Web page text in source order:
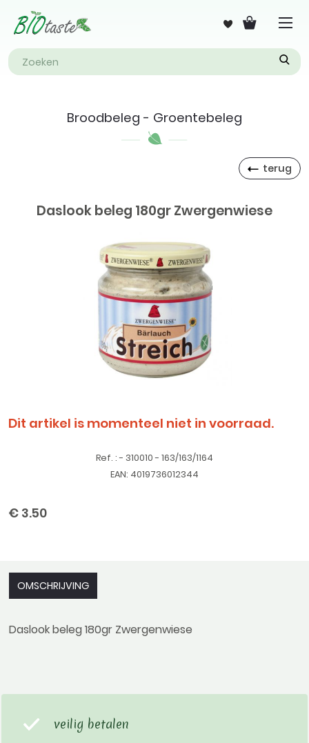
Broodbeleg - Groentebeleg
terug
Daslook beleg 180gr Zwergenwiese
Dit artikel is momenteel niet in voorraad.
Ref. : - 310010 - 163/163/1164
EAN: 4019736012344
€ 3.50
OMSCHRIJVING
Daslook beleg 180gr Zwergenwiese
veilig betalen